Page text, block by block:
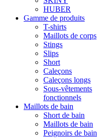
HUBER
Gamme de produits
T-shirts
Maillots de corps
Stings
Slips
Short
Caleçons
Caleçons longs
Sous-vêtements
fonctionnels
Maillots de bain
Short de bain
Maillots de bain
Peignoirs de bain